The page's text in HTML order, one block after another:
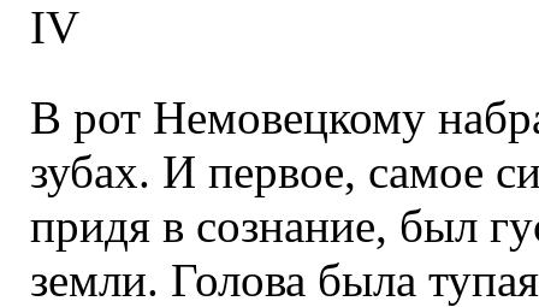
IV
В рот Немовецкому
зубах. И первое, самое
придя в сознание, был
земли. Голова была